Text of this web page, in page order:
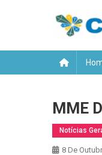
MME
Notícias
8 De